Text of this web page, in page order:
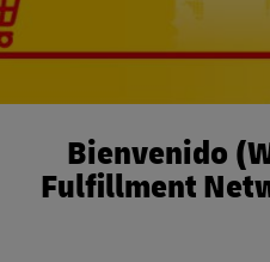
Bienvenido
Fulfillment